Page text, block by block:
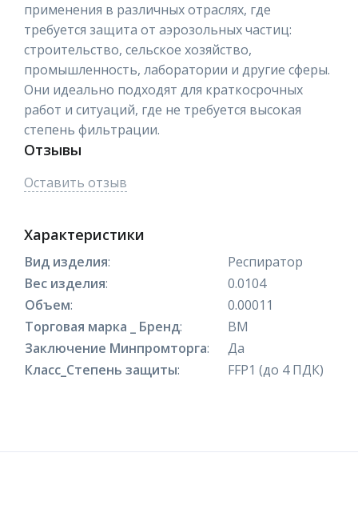
применения в различных отраслях, где
требуется защита от аэрозольных частиц:
строительство, сельское хозяйство,
промышленность, лаборатории и другие сферы.
Они идеально подходят для краткосрочных
работ и ситуаций, где не требуется высокая
степень фильтрации.
Отзывы
Оставить отзыв
Характеристики
Вид изделия:
Респиратор
Вес изделия:
0.0104
Объем:
0.00011
Торговая марка _ Бренд:
ВМ
Заключение Минпромторга:
Да
Класс_Степень защиты: FFP1 (до 4 ПДК)